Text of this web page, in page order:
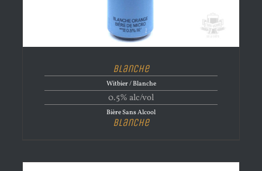
Blanche
Witbier / Blanche
0.5% alc/vol
Bière Sans Alcool
Blanche